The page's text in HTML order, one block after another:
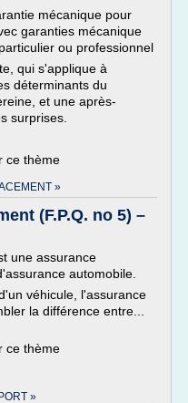
mécanique pour
garanties mécanique
ou professionnel
qui s'applique à
déterminants du
et une après-
surprises.
ce thème
»
(F.P.Q. no 5) –
une assurance
automobile.
véhicule, l'assurance
la différence entre...
ce thème
»